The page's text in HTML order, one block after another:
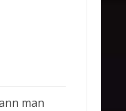
man